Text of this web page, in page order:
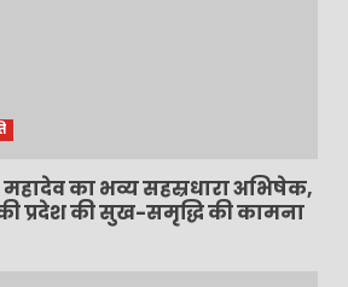
महादेव का भव्य सहस्रधारा अभिषेक,
प्रदेश की सुख-समृद्धि की कामना